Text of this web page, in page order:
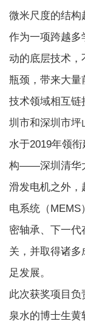
微米尺度的结构
作为一项跨越
动的底层技术，
瓶颈，带来大量
技术领域相互链
圳市和深圳市坪
水于2019年领
构——深圳清华
滑发电机之外，
电系统（
密轴承、下一
关，并取得诸
足发展。
此次获奖项目
泉水的博士生